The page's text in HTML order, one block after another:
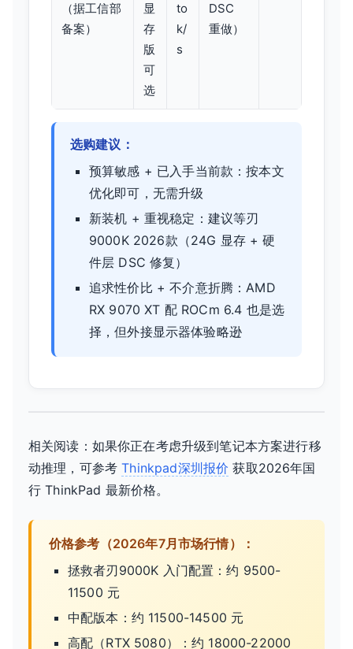
（据工信部
备案）
显
存
版
可
选
to
k/
s
DSC
重做）
选购建议：
预算敏感 + 已入手当前款：按本文
优化即可，无需升级
新装机 + 重视稳定：建议等刃
9000K 2026款（24G 显存 + 硬
件层 DSC 修复）
追求性价比 + 不介意折腾：AMD
RX 9070 XT 配 ROCm 6.4 也是选
择，但外接显示器体验略逊
相关阅读：如果你正在考虑升级到笔记本方案进行移
动推理，可参考Thinkpad深圳报价 获取2026年国
行 ThinkPad 最新价格。
价格参考（2026年7月市场行情）：
拯救者刃9000K 入门配置：约 9500-
11500 元
中配版本：约 11500-14500 元
高配（RTX 5080）：约 18000-22000